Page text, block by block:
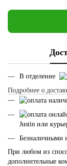
В отделение
Подробнее о
Justin или
Безналичными
При любом из
дополнительные